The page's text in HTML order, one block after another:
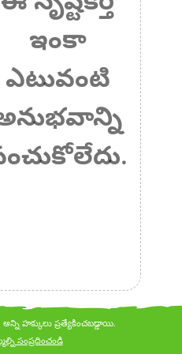
ఇంకా
ఎటువంటి
సంప్రదించండి
అన్ని హక్కులు ప్రత్యేకించబడ్డాయి.